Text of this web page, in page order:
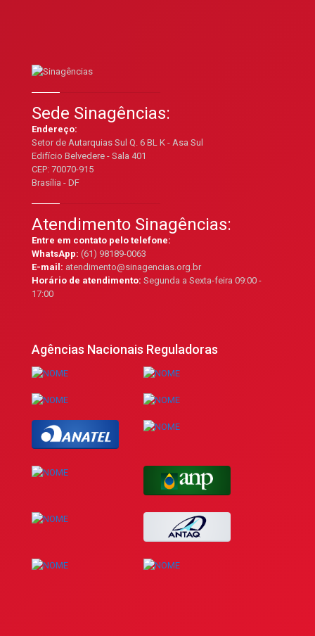
Sede Sinagências:
Endereço:
Setor de Autarquias Sul Q. 6 BL K - Asa Sul
Edifício Belvedere - Sala 401
CEP: 70070-915
Brasília - DF
Atendimento Sinagências:
Entre em contato pelo telefone:
WhatsApp: (61) 98189-0063
E-mail: atendimento@sinagencias.org.br
Horário de atendimento: Segunda a Sexta-feira 09:00 -
17:00
Agências Nacionais Reguladoras